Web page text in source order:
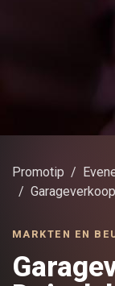
Promotip
MARKTEN EN